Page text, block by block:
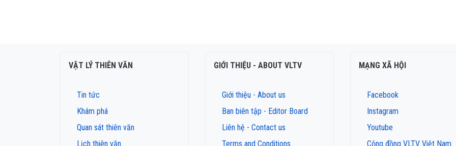
VẬT LÝ THIÊN VĂN
Tin tức
Khám phá
Quan sát thiên văn
Lịch thiên văn
GIỚI THIỆU - ABOUT VLTV
Giới thiệu - About us
Ban biên tập - Editor Board
Liên hệ - Contact us
Terms and Conditions
MẠNG XÃ HỘI
Facebook
Instagram
Youtube
Cộng đồng VLTV Việt Nam